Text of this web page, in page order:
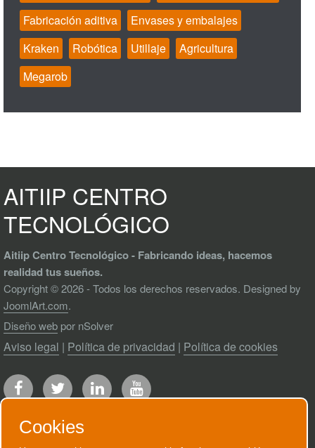
Fabricación aditiva
Envases y embalajes
Kraken
Robótica Utillaje
Agricultura
Megarob
AITIIP CENTRO
TECNOLÓGICO
Aitiip Centro Tecnológico - Fabricando ideas, hacemos
realidad tus sueños.
Copyright © 2026 - Todos los derechos reservados. Designed by
JoomlArt.com.
Diseño web por nSolver
Aviso legal | Política de privacidad | Política de cookies
Cookies